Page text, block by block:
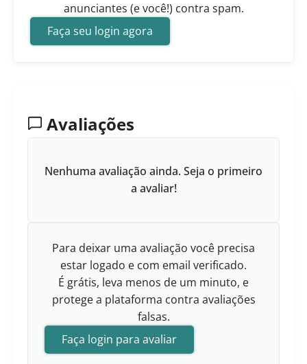
anunciantes (e você!) contra spam.
Faça seu login agora
Avaliações
Nenhuma avaliação ainda. Seja o primeiro
a avaliar!
Para deixar uma avaliação você precisa
estar logado e com email verificado.
É grátis, leva menos de um minuto, e
protege a plataforma contra avaliações
falsas.
Faça login para avaliar